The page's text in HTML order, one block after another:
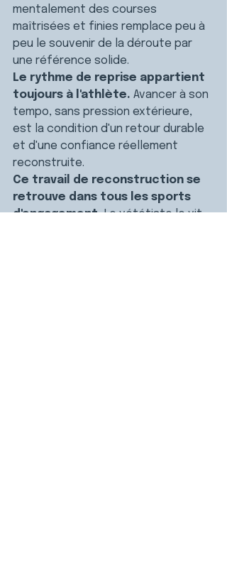
mentalement des courses
maîtrisées et finies remplace peu à
peu le souvenir de la déroute par
une référence solide.
Le rythme de reprise appartient
toujours à l'athlète. Avancer à son
tempo, sans pression extérieure,
est la condition d'un retour durable
et d'une confiance réellement
reconstruite.
Ce travail de reconstruction se
retrouve dans tous les sports
d'engagement. Le vététiste le vit